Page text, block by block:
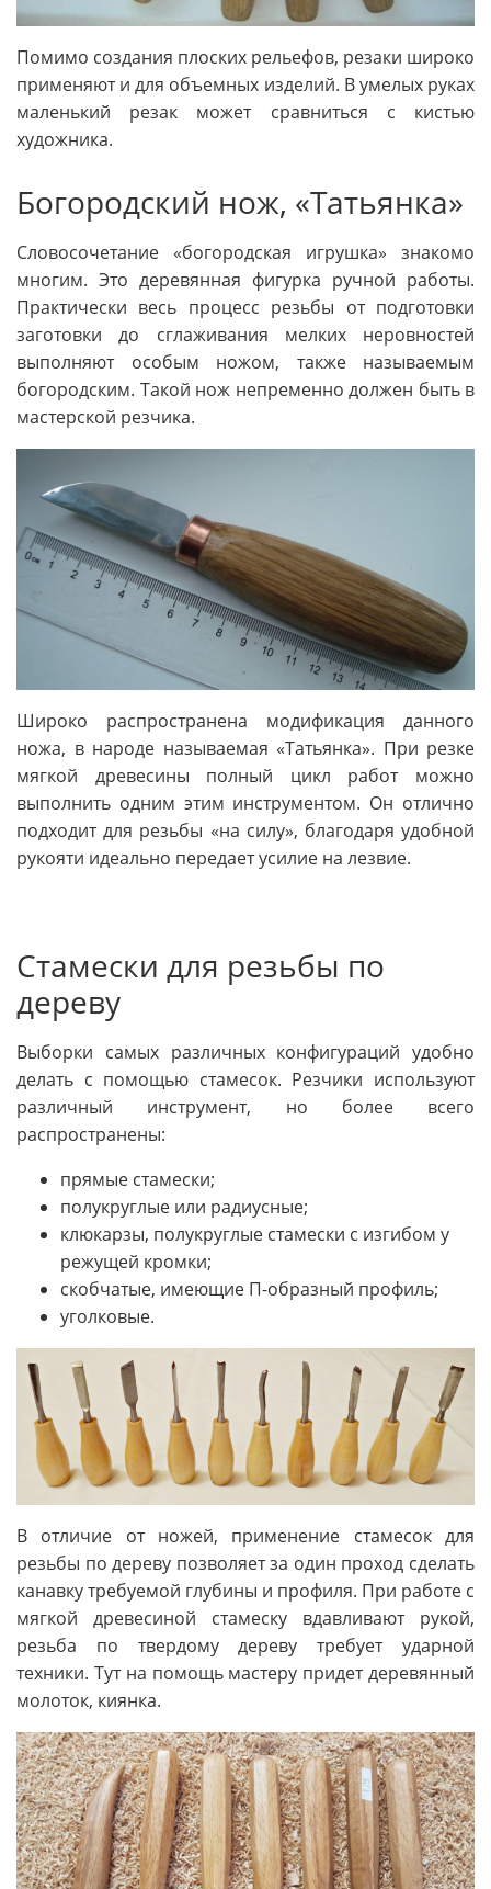
Помимо создания плоских рельефов, резаки широко
применяют и для объемных изделий. В умелых руках
маленький резак может сравниться с кистью
художника.
Богородский нож, «Татьянка»
Словосочетание «богородская игрушка» знакомо
многим. Это деревянная фигурка ручной работы.
Практически весь процесс резьбы от подготовки
заготовки до сглаживания мелких неровностей
выполняют особым ножом, также называемым
богородским. Такой нож непременно должен быть в
мастерской резчика.
Широко распространена модификация данного
ножа, в народе называемая «Татьянка». При резке
мягкой древесины полный цикл работ можно
выполнить одним этим инструментом. Он отлично
подходит для резьбы «на силу», благодаря удобной
рукояти идеально передает усилие на лезвие.
Стамески для резьбы по
дереву
Выборки самых различных конфигураций удобно
делать с помощью стамесок. Резчики используют
различный инструмент, но более всего
распространены:
прямые стамески;
полукруглые или радиусные;
клюкарзы, полукруглые стамески с изгибом у
режущей кромки;
скобчатые, имеющие П-образный профиль;
уголковые.
В отличие от ножей, применение стамесок для
резьбы по дереву позволяет за один проход сделать
канавку требуемой глубины и профиля. При работе с
мягкой древесиной стамеску вдавливают рукой,
резьба по твердому дереву требует ударной
техники. Тут на помощь мастеру придет деревянный
молоток, киянка.